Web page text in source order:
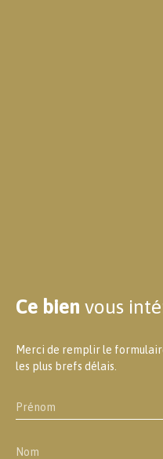
Ce bien vous
Merci de remplir le
les plus brefs délais.
Prénom
Nom